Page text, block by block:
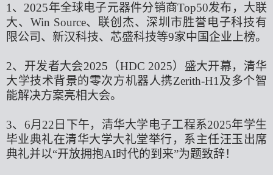
1、2025年全球电子元器件分销商Top50发布，大联
大、Win Source、联创杰、深圳市胜誉电子科技有
限公司、新汉科技、芯盛科技等9家中国企业上榜。
2、开发者大会2025（HDC 2025）盛大开幕，清华
大学技术背景的零次方机器人携Zerith-H1及多个智
能解决方案亮相大会。
3、6月22日下午，清华大学电子工程系2025年学生
毕业典礼在清华大学大礼堂举行，系主任汪玉出席
典礼并以“开放拥抱AI时代的到来”为题致辞！